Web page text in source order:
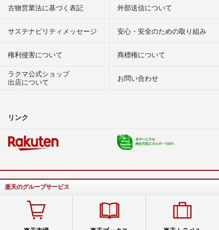
古物営業法に基づく表記 外部送信について
サステナビリティメッセージ 安心・安全のための取り組み
権利侵害について
商標権について
ラクマ公式ショップ
出店について
お問い合わせ
リンク
楽天のグループサービス